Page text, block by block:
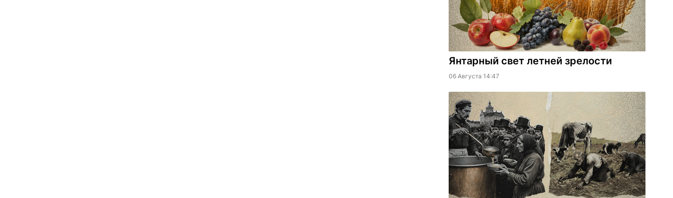
Янтарный свет летней зрелости
06 Августа 14:47